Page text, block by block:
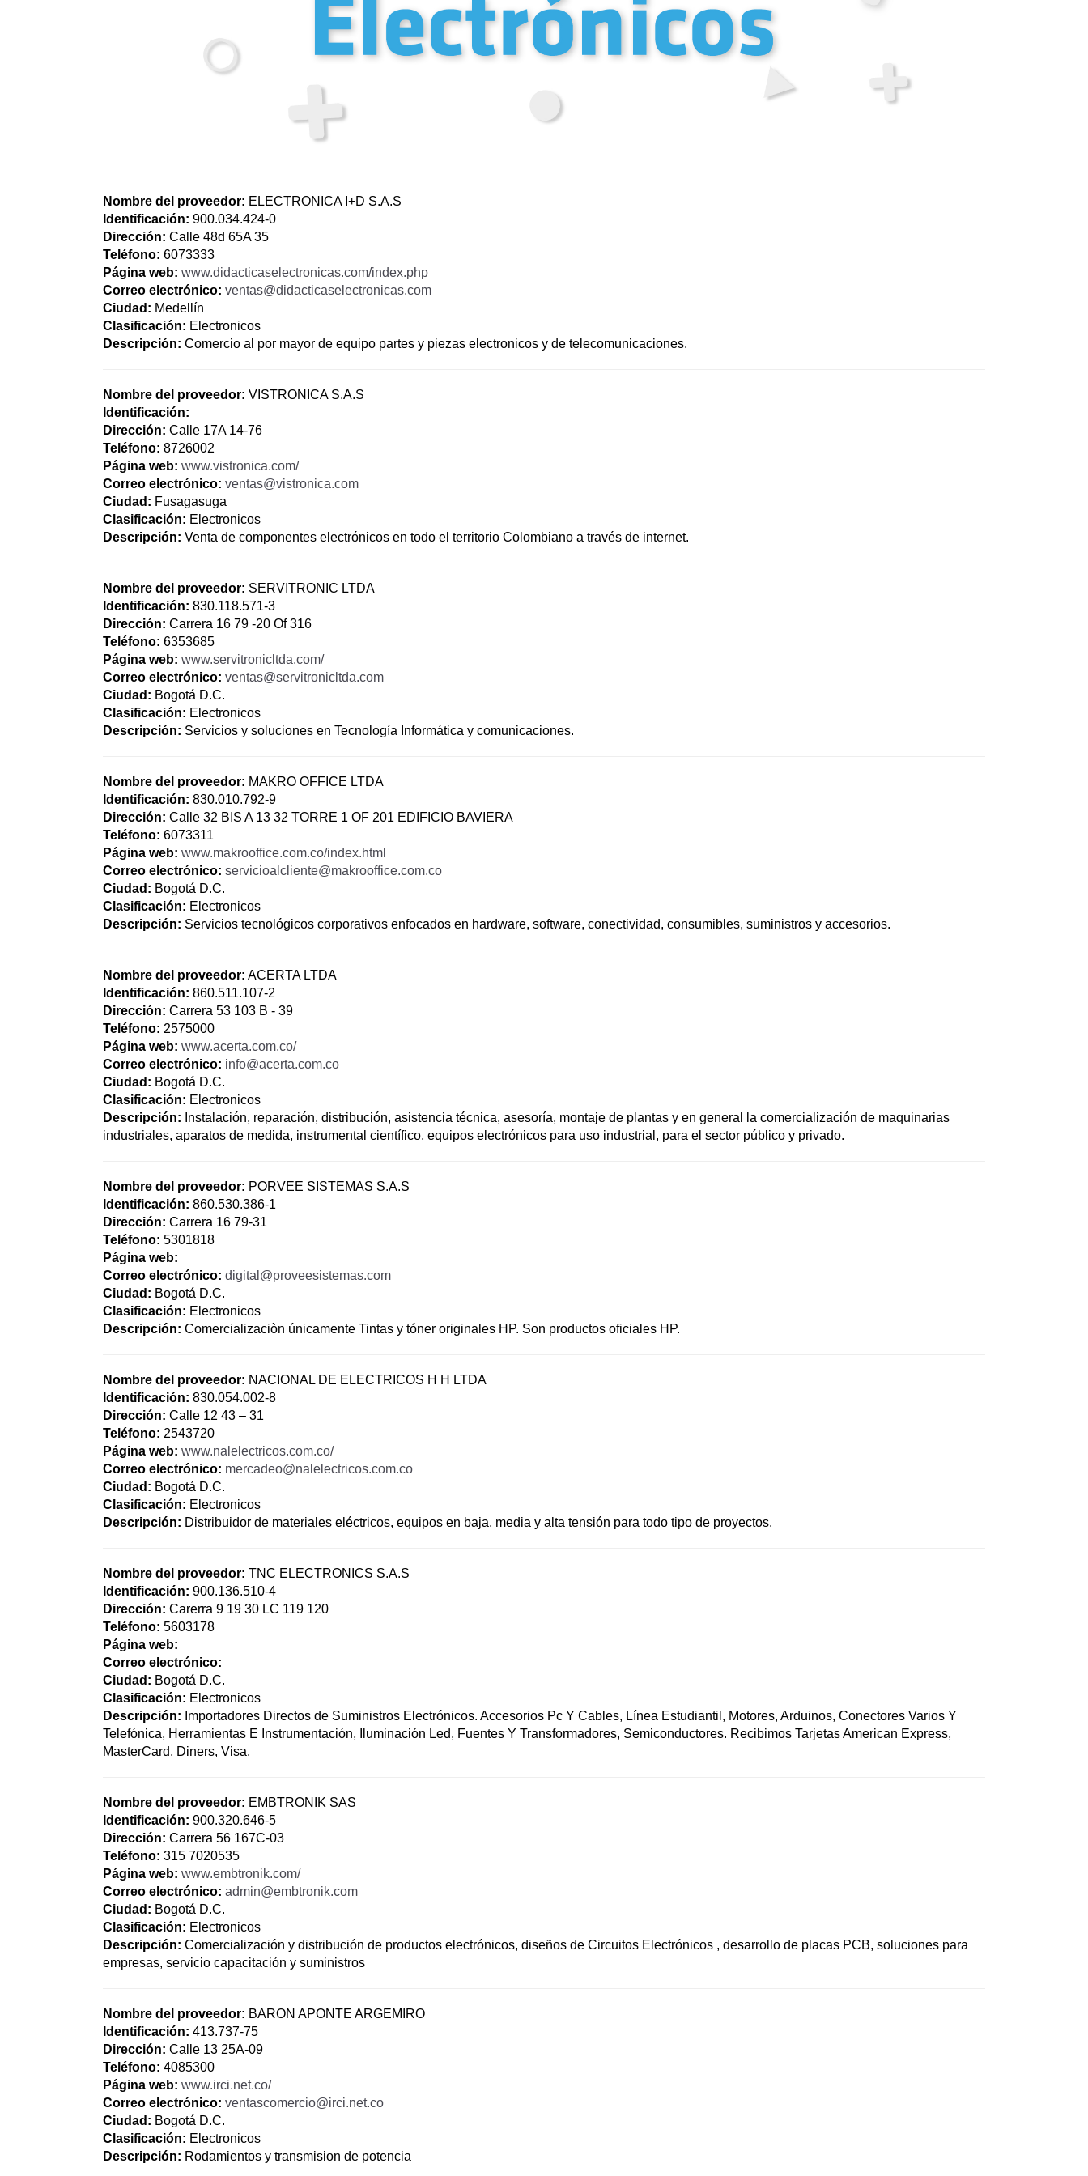
Nombre del proveedor: ELECTRONICA I+D S.A.S
Identificación: 900.034.424-0
Dirección: Calle 48d 65A 35
Teléfono: 6073333
Página web: www.didacticaselectronicas.com/index.php
Correo electrónico: ventas@didacticaselectronicas.com
Ciudad: Medellín
Clasificación: Electronicos
Descripción: Comercio al por mayor de equipo partes y piezas electronicos y de telecomunicaciones.
Nombre del proveedor: VISTRONICA S.A.S
Identificación:
Dirección: Calle 17A 14-76
Teléfono: 8726002
Página web: www.vistronica.com/
Correo electrónico: ventas@vistronica.com
Ciudad: Fusagasuga
Clasificación: Electronicos
Descripción: Venta de componentes electrónicos en todo el territorio Colombiano a través de internet.
Nombre del proveedor: SERVITRONIC LTDA
Identificación: 830.118.571-3
Dirección: Carrera 16 79 -20 Of 316
Teléfono: 6353685
Página web: www.servitronicltda.com/
Correo electrónico: ventas@servitronicltda.com
Ciudad: Bogotá D.C.
Clasificación: Electronicos
Descripción: Servicios y soluciones en Tecnología Informática y comunicaciones.
Nombre del proveedor: MAKRO OFFICE LTDA
Identificación: 830.010.792-9
Dirección: Calle 32 BIS A 13 32 TORRE 1 OF 201 EDIFICIO BAVIERA
Teléfono: 6073311
Página web: www.makrooffice.com.co/index.html
Correo electrónico: servicioalcliente@makrooffice.com.co
Ciudad: Bogotá D.C.
Clasificación: Electronicos
Descripción: Servicios tecnológicos corporativos enfocados en hardware, software, conectividad, consumibles, suministros y accesorios.
Nombre del proveedor: ACERTA LTDA
Identificación: 860.511.107-2
Dirección: Carrera 53 103 B - 39
Teléfono: 2575000
Página web: www.acerta.com.co/
Correo electrónico: info@acerta.com.co
Ciudad: Bogotá D.C.
Clasificación: Electronicos
Descripción: Instalación, reparación, distribución, asistencia técnica, asesoría, montaje de plantas y en general la comercialización de maquinarias
industriales, aparatos de medida, instrumental científico, equipos electrónicos para uso industrial, para el sector público y privado.
Nombre del proveedor: PORVEE SISTEMAS S.A.S
Identificación: 860.530.386-1
Dirección: Carrera 16 79-31
Teléfono: 5301818
Página web:
Correo electrónico: digital@proveesistemas.com
Ciudad: Bogotá D.C.
Clasificación: Electronicos
Descripción: Comercializaciòn únicamente Tintas y tóner originales HP. Son productos oficiales HP.
Nombre del proveedor: NACIONAL DE ELECTRICOS H H LTDA
Identificación: 830.054.002-8
Dirección: Calle 12 43 – 31
Teléfono: 2543720
Página web: www.nalelectricos.com.co/
Correo electrónico: mercadeo@nalelectricos.com.co
Ciudad: Bogotá D.C.
Clasificación: Electronicos
Descripción: Distribuidor de materiales eléctricos, equipos en baja, media y alta tensión para todo tipo de proyectos.
Nombre del proveedor: TNC ELECTRONICS S.A.S
Identificación: 900.136.510-4
Dirección: Carerra 9 19 30 LC 119 120
Teléfono: 5603178
Página web:
Correo electrónico:
Ciudad: Bogotá D.C.
Clasificación: Electronicos
Descripción: Importadores Directos de Suministros Electrónicos. Accesorios Pc Y Cables, Línea Estudiantil, Motores, Arduinos, Conectores Varios Y
Telefónica, Herramientas E Instrumentación, Iluminación Led, Fuentes Y Transformadores, Semiconductores. Recibimos Tarjetas American Express,
MasterCard, Diners, Visa.
Nombre del proveedor: EMBTRONIK SAS
Identificación: 900.320.646-5
Dirección: Carrera 56 167C-03
Teléfono: 315 7020535
Página web: www.embtronik.com/
Correo electrónico: admin@embtronik.com
Ciudad: Bogotá D.C.
Clasificación: Electronicos
Descripción: Comercialización y distribución de productos electrónicos, diseños de Circuitos Electrónicos , desarrollo de placas PCB, soluciones para
empresas, servicio capacitación y suministros
Nombre del proveedor: BARON APONTE ARGEMIRO
Identificación: 413.737-75
Dirección: Calle 13 25A-09
Teléfono: 4085300
Página web: www.irci.net.co/
Correo electrónico: ventascomercio@irci.net.co
Ciudad: Bogotá D.C.
Clasificación: Electronicos
Descripción: Rodamientos y transmision de potencia